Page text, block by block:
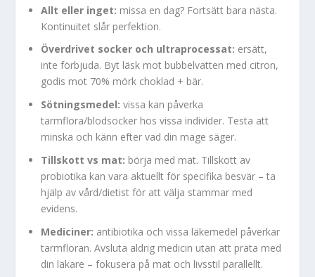
Allt eller inget: missa en dag? Fortsätt bara nästa.
Kontinuitet slår perfektion.
Överdrivet socker och ultraprocessat: ersätt,
inte förbjuda. Byt läsk mot bubbelvatten med citron,
godis mot 70% mörk choklad + bär.
Sötningsmedel: vissa kan påverka
tarmflora/blodsocker hos vissa individer. Testa att
minska och känn efter vad din mage säger.
Tillskott vs mat: börja med mat. Tillskott av
probiotika kan vara aktuellt för specifika besvär – ta
hjälp av vård/dietist för att välja stammar med
evidens.
Mediciner: antibiotika och vissa läkemedel påverkar
tarmfloran. Avsluta aldrig medicin utan att prata med
din läkare – fokusera på mat och livsstil parallellt.